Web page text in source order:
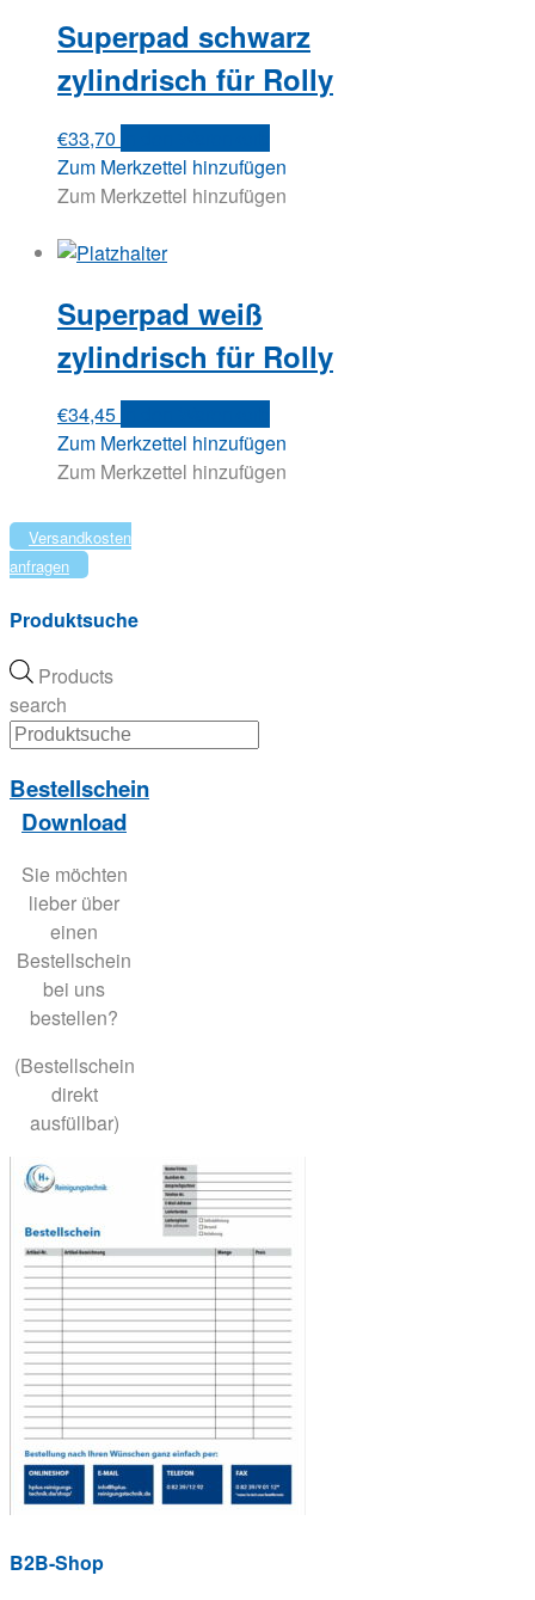
Superpad schwarz
zylindrisch für Rolly
€33,70
Zum Merkzettel hinzufügen
Zum Merkzettel hinzufügen
Superpad weiß
zylindrisch für Rolly
€34,45
Zum Merkzettel hinzufügen
Zum Merkzettel hinzufügen
Versandkosten
anfragen
Produktsuche
Products
search
Bestellschein
Download
Sie möchten
lieber über
einen
Bestellschein
bei uns
bestellen?
(Bestellschein
direkt
ausfüllbar)
B2B-Shop